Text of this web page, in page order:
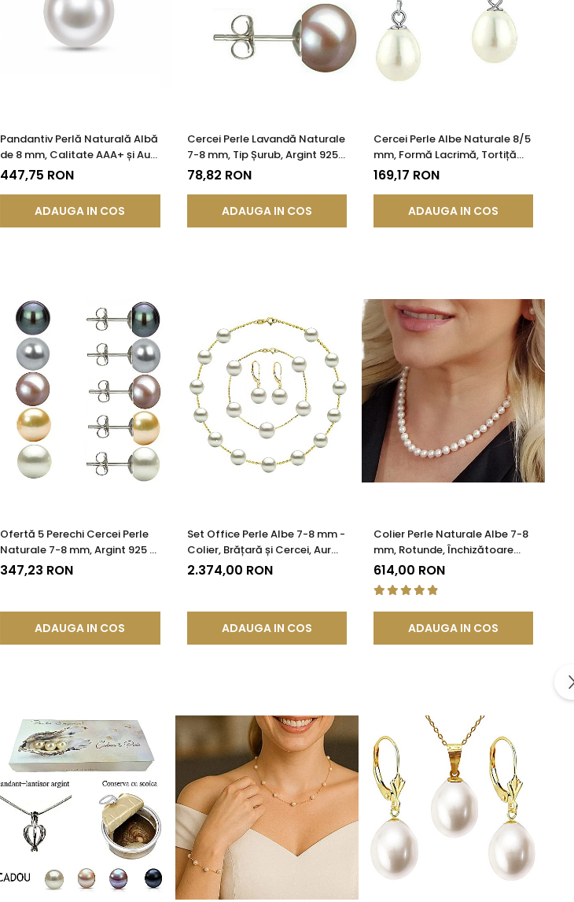
Pandantiv Perlă Naturală Albă
de 8 mm, Calitate AAA+ și Aur
14K (aur 585) | KASKADDA®
447,75 RON
ADAUGA IN COS
Cercei Perle Lavandă Naturale
7-8 mm, Tip Șurub, Argint 925 -
Calitate AAA | KASKADDA®
78,82 RON
ADAUGA IN COS
Cercei Perle Albe Naturale 8/5
mm, Formă Lacrimă, Tortiță
Închisă, Argint 925 |
KASKADDA®
169,17 RON
ADAUGA IN COS
Ofertă 5 Perechi Cercei Perle
Naturale 7-8 mm, Argint 925 -
Alb, Crem, Lavandă, Gri, Negru
| KASKADDA®
347,23 RON
ADAUGA IN COS
Set Office Perle Albe 7-8 mm -
Colier, Brățară și Cercei, Aur
Galben 14K | KASKADDA®
2.374,00 RON
ADAUGA IN COS
Colier Perle Naturale Albe 7-8
mm, Rotunde, Închizătoare
Argint 925 | KASKADDA®
614,00 RON
ADAUGA IN COS